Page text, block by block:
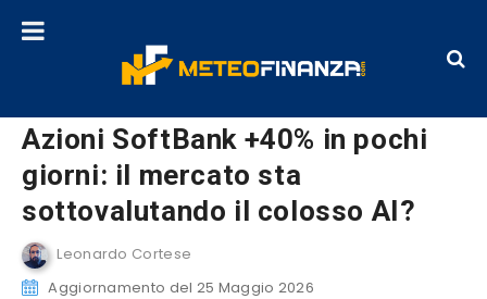
Azioni SoftBank +40% in pochi
giorni: il mercato sta
sottovalutando il colosso AI?
Leonardo Cortese
Aggiornamento del 25 Maggio 2026